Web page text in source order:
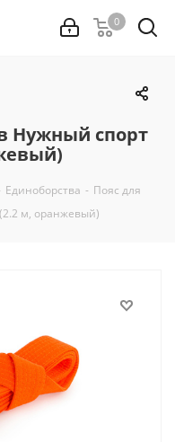
0
Нужный спорт
Единоборства - Пояс для
м, оранжевый)